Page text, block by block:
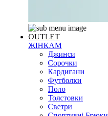
OUTLET
ЖІНКАМ
Джинси
Сорочки
Кардигани
Футболки
Поло
Толстовки
Светри